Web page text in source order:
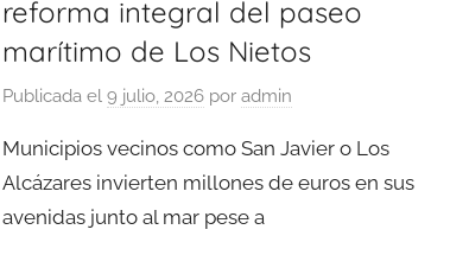
reforma integral del paseo
marítimo de Los Nietos
Publicada el9 julio, 2026 poradmin
Municipios vecinos como San Javier o Los
Alcázares invierten millones de euros en sus
avenidas junto al mar pese a